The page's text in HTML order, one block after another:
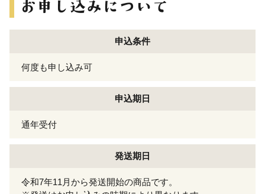
申込条件
何度も申し込み可
申込期日
通年受付
発送期日
令和7年11月から発送開始の商品です。